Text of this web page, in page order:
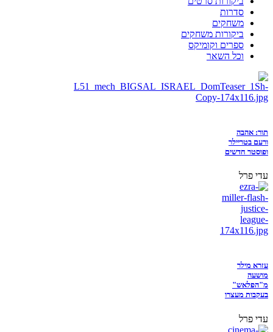
סדרות
משחקים
ביקורות משחקים
ספרים וקומיקס
וכל השאר
תור: אהבה
ורעם בטריילר
ופוסטר חדשים
עדי פרל
עזרא מילר
מושעה
מ"הפלאש"
בעקבות מעצרו
עדי פרל